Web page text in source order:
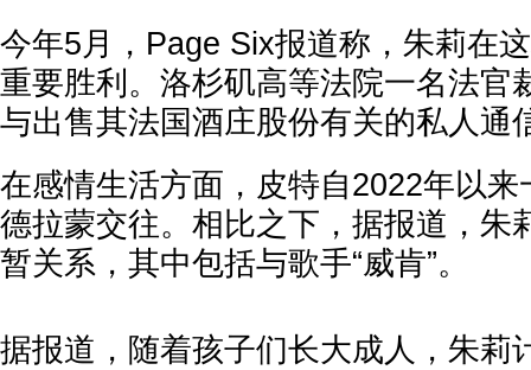
今年5月，Page Six报道称，朱莉在
重要胜利。洛杉矶高等法院一名法官
与出售其法国酒庄股份有关的私人通
在感情生活方面，皮特自2022年以来
德拉蒙交往。相比之下，据报道，朱
暂关系，其中包括与歌手“威肯”。
据报道，随着孩子们长大成人，朱莉